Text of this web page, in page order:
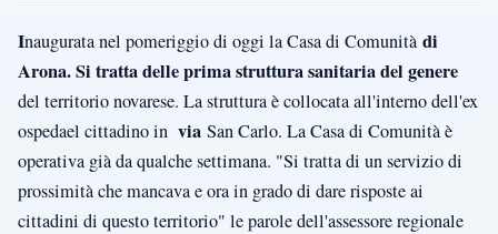
Inaugurata nel pomeriggio di oggi la Casa di Comunità di
Arona. Si tratta delle prima struttura sanitaria del genere
del territorio novarese. La struttura è collocata all'interno dell'ex
ospedael cittadino in via San Carlo. La Casa di Comunità è
operativa già da qualche settimana. "Si tratta di un servizio di
prossimità che mancava e ora in grado di dare risposte ai
cittadini di questo territorio" le parole dell'assessore regionale